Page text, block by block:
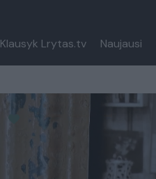
Klausyk Lrytas.tv Naujausi
Paremkite Ukrainą